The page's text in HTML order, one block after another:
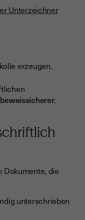
Unterzeichner
erzeugen.
beweissicherer.
Dokumente, die
unterschrieben